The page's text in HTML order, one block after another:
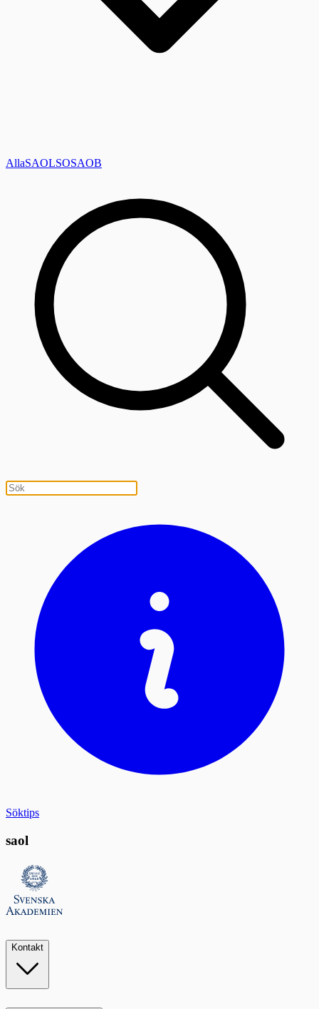
AllaSAOLSOSAOB
Söktips
saol
Kontakt